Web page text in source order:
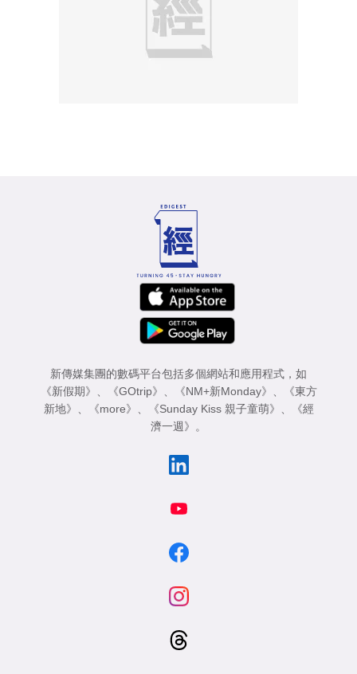
新傳媒集團的數碼平台包括多個網站和應用程式，如
《新假期》 、 《GOtrip》 、 《NM+新Monday》 、
《東方
新地》 、 《more》 、 《Sunday Kiss 親子童萌》 、
《經
濟一週》 。